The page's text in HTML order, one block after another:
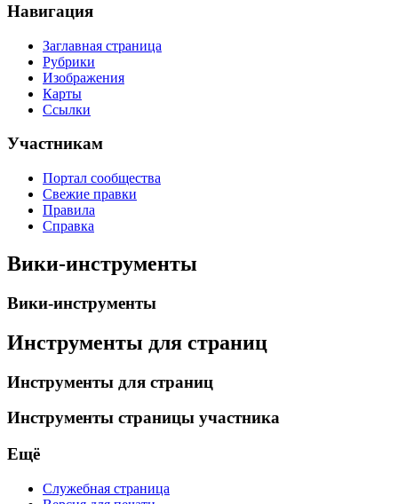
Навигация
Заглавная страница
Рубрики
Изображения
Карты
Ссылки
Участникам
Портал сообщества
Свежие правки
Правила
Справка
Вики-инструменты
Вики-инструменты
Инструменты для страниц
Инструменты для страниц
Инструменты страницы участника
Ещё
Служебная страница